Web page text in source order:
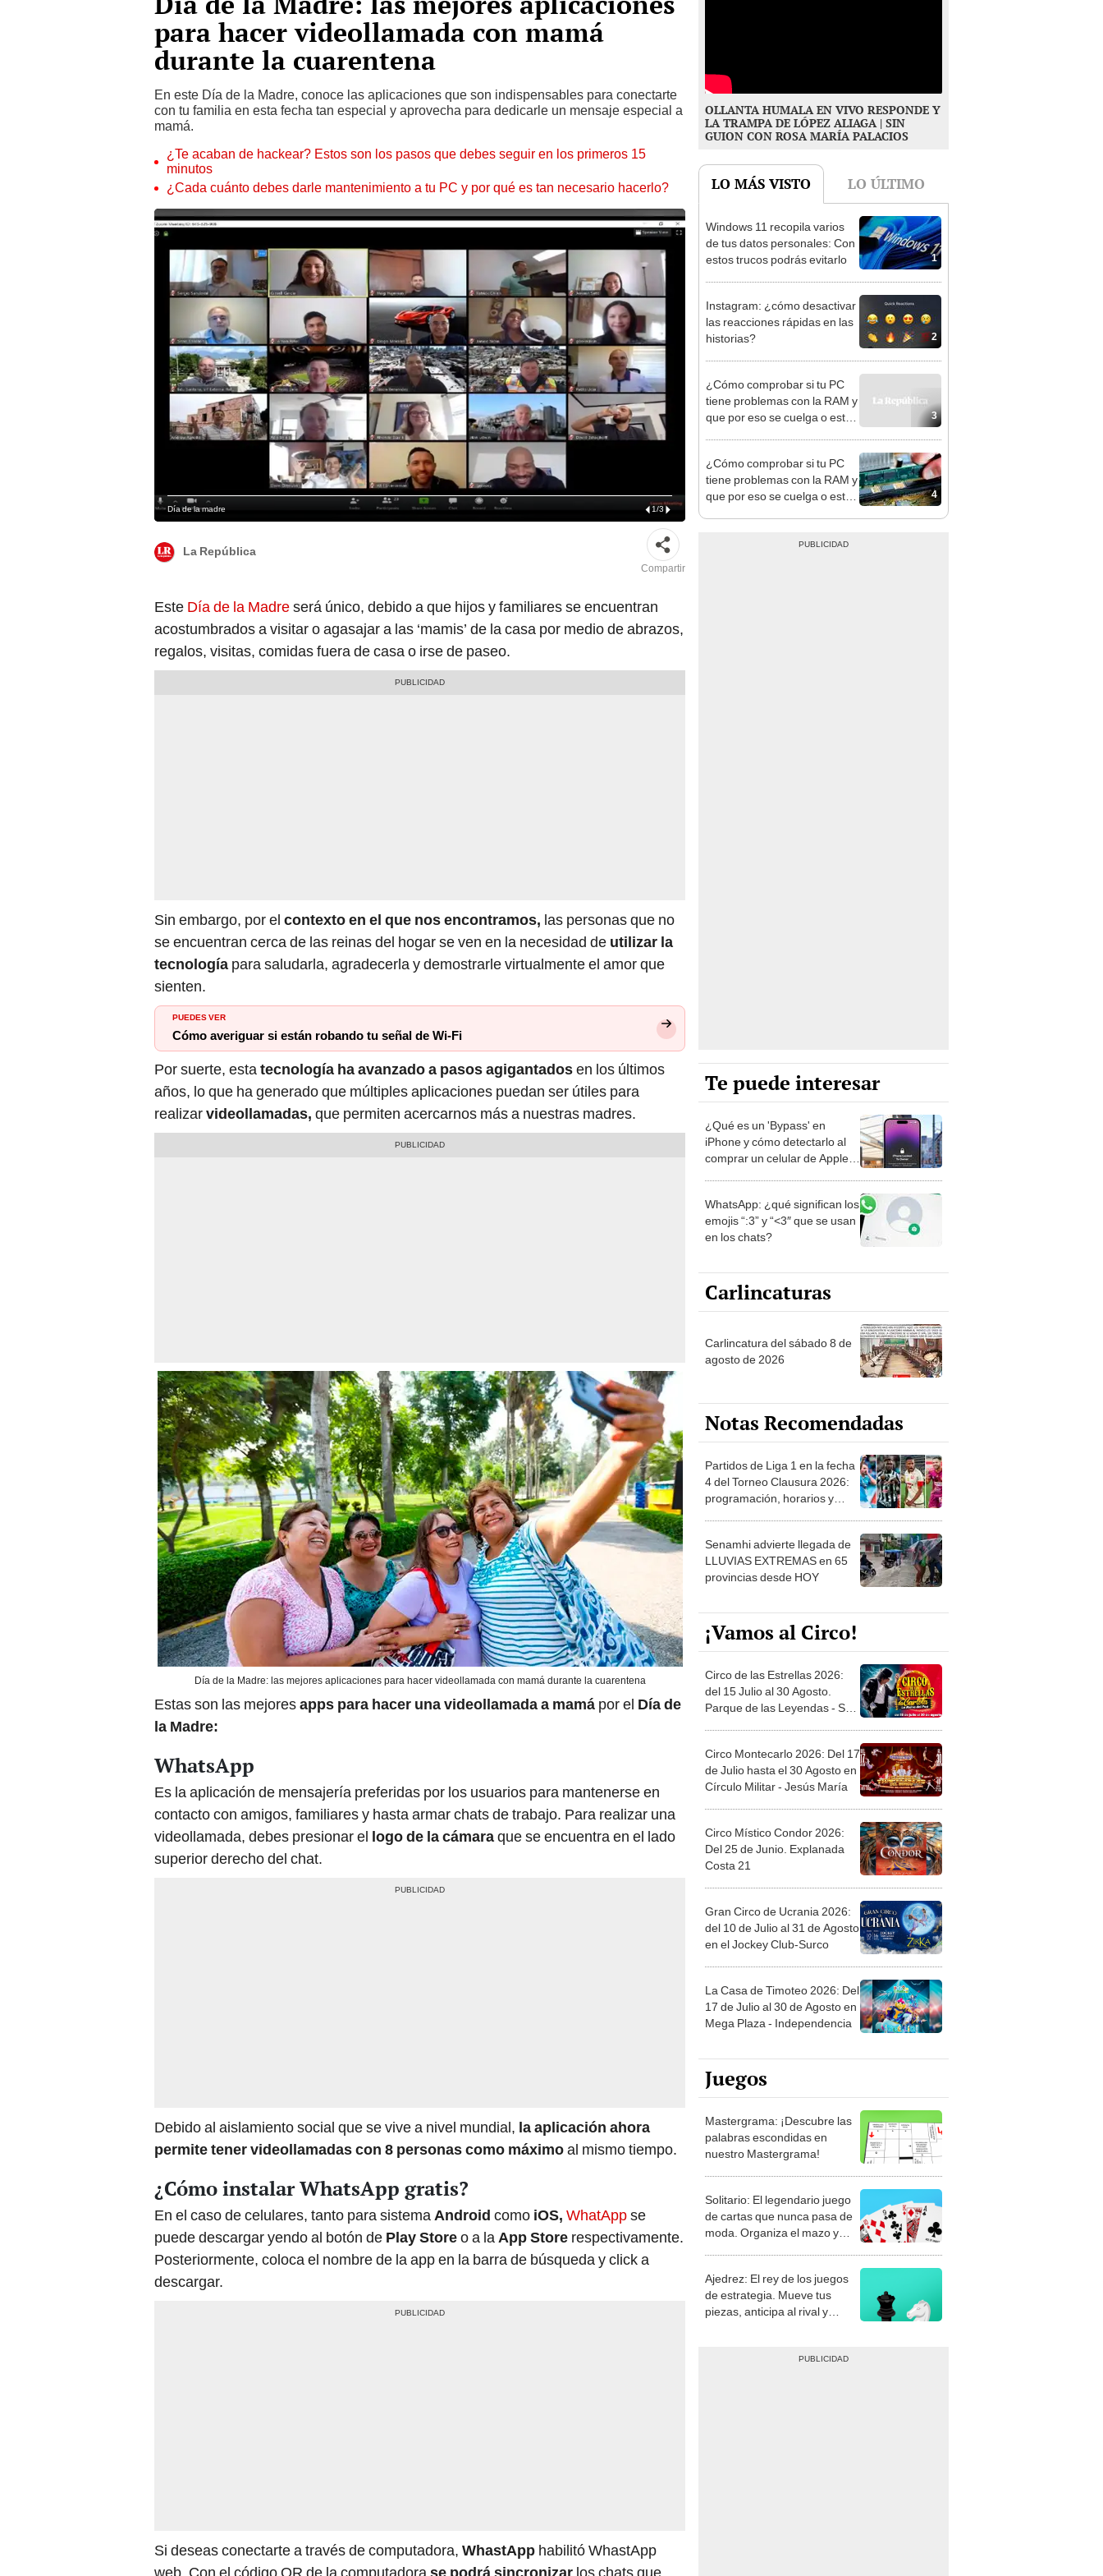
para hacer videollamada con mamá
durante la cuarentena
En este Día de la Madre, conoce las aplicaciones que son indispensables para conectarte
con tu familia en esta fecha tan especial y aprovecha para dedicarle un mensaje especial a
mamá.
¿Te acaban de hackear? Estos son los pasos que debes seguir en los primeros 15
minutos
¿Cada cuánto debes darle mantenimiento a tu PC y por qué es tan necesario hacerlo?
Día de la madre 1/3
La República
Compartir
Este Día de la Madreserá único, debido a que hijos y familiares se encuentran
acostumbrados a visitar o agasajar a las ‘mamis’ de la casa por medio de abrazos,
regalos, visitas, comidas fuera de casa o irse de paseo.
Sin embargo, por el contexto en el que nos encontramos, las personas que no
se encuentran cerca de las reinas del hogar se ven en la necesidad de utilizar la
tecnología para saludarla, agradecerla y demostrarle virtualmente el amor que
sienten.
PUEDES VER
Cómo averiguar si están robando tu señal de Wi-Fi
Por suerte, estatecnología ha avanzado a pasos agigantadosen los últimos
años, lo que ha generado que múltiples aplicaciones puedan ser útiles para
realizarvideollamadas, que permiten acercarnos más a nuestras madres.
Día de la Madre: las mejores aplicaciones para hacer videollamada con mamá durante la cuarentena
Estas son las mejoresapps para hacer una videollamada a mamá por el Día de
la Madre:
WhatsApp
Es la aplicación de mensajería preferidas por los usuarios para mantenerse en
contacto con amigos, familiares y hasta armar chats de trabajo. Para realizar una
videollamada, debes presionar el logo de la cámaraque se encuentra en el lado
superior derecho del chat.
Debido al aislamiento social que se vive a nivel mundial, la aplicación ahora
permite tener videollamadas con 8 personas como máximoal mismo tiempo.
¿Cómo instalar WhatsApp gratis?
En el caso de celulares, tanto para sistema Android como iOS, WhatAppse
puede descargar yendo al botón de Play Storeo a la App Store respectivamente.
Posteriormente, coloca el nombre de la app en la barra de búsqueda y click a
descargar.
Si deseas conectarte a través de computadora, WhastApp habilitó WhastApp
web. Con el código QR de la computadora se podrá sincronizar los chats que
OLLANTA HUMALA EN VIVO RESPONDE Y
LA TRAMPA DE LÓPEZ ALIAGA | SIN
GUION CON ROSA MARÍA PALACIOS
LO MÁS VISTO LO ÚLTIMO
1
Windows 11 recopila varios
de tus datos personales: Con
estos trucos podrás evitarlo
2
Instagram: ¿cómo desactivar
las reacciones rápidas en las
historias?
3
¿Cómo comprobar si tu PC
tiene problemas con la RAM y
que por eso se cuelga o está
4
¿Cómo comprobar si tu PC
tiene problemas con la RAM y
que por eso se cuelga o está
Te puede interesar
¿Qué es un 'Bypass' en
iPhone y cómo detectarlo al
comprar un celular de Apple
WhatsApp: ¿qué significan los
emojis “:3” y “<3″ que se usan
en los chats?
Carlincaturas
Carlincatura del sábado 8 de
agosto de 2026
Notas Recomendadas
Partidos de Liga 1 en la fecha
4 del Torneo Clausura 2026:
programación, horarios y
Senamhi advierte llegada de
LLUVIAS EXTREMAS en 65
provincias desde HOY
¡Vamos al Circo!
Circo de las Estrellas 2026:
del 15 Julio al 30 Agosto.
Parque de las Leyendas - San
Circo Montecarlo 2026: Del 17
de Julio hasta el 30 Agosto en
Círculo Militar - Jesús María
Circo Místico Condor 2026:
Del 25 de Junio. Explanada
Costa 21
Gran Circo de Ucrania 2026:
del 10 de Julio al 31 de Agosto
en el Jockey Club-Surco
La Casa de Timoteo 2026: Del
17 de Julio al 30 de Agosto en
Mega Plaza - Independencia
Juegos
Mastergrama: ¡Descubre las
palabras escondidas en
nuestro Mastergrama!
Solitario: El legendario juego
de cartas que nunca pasa de
moda. Organiza el mazo y
Ajedrez: El rey de los juegos
de estrategia. Mueve tus
piezas, anticipa al rival y